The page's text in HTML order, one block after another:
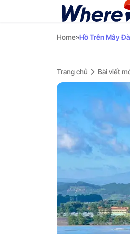
Home»Hồ Trên Mây
Trang chủ Bài viết